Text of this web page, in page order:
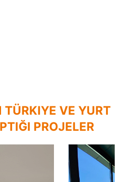
TÜRKIYE VE YURT
PROJELER